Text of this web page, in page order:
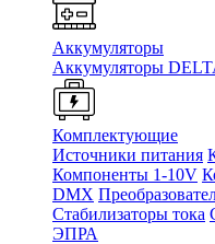
Аккумуляторы
Аккумуляторы
Комплектующие
Источники питания
Компоненты 1-10V
DMX
Стабилизаторы тока
ЭПРА